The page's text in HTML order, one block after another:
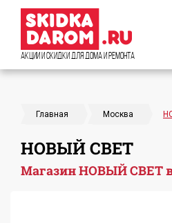
Акции и Скидки для дома и ремонта
Главная Москва
НОВЫЙ СВЕТ
Магазин НОВЫЙ СВЕТ